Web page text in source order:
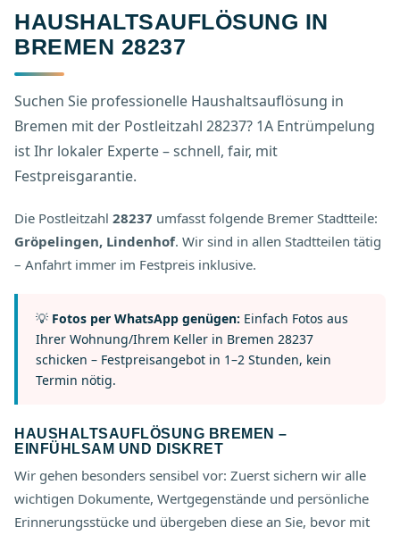
HAUSHALTSAUFLÖSUNG IN
BREMEN 28237
Suchen Sie professionelle Haushaltsauflösung in
Bremen mit der Postleitzahl 28237? 1A Entrümpelung
ist Ihr lokaler Experte – schnell, fair, mit
Festpreisgarantie.
Die Postleitzahl 28237 umfasst folgende Bremer Stadtteile:
Gröpelingen, Lindenhof. Wir sind in allen Stadtteilen tätig
– Anfahrt immer im Festpreis inklusive.
💡 Fotos per WhatsApp genügen: Einfach Fotos aus
Ihrer Wohnung/Ihrem Keller in Bremen 28237
schicken – Festpreisangebot in 1–2 Stunden, kein
Termin nötig.
HAUSHALTSAUFLÖSUNG BREMEN –
EINFÜHLSAM UND DISKRET
Wir gehen besonders sensibel vor: Zuerst sichern wir alle
wichtigen Dokumente, Wertgegenstände und persönliche
Erinnerungsstücke und übergeben diese an Sie, bevor mit